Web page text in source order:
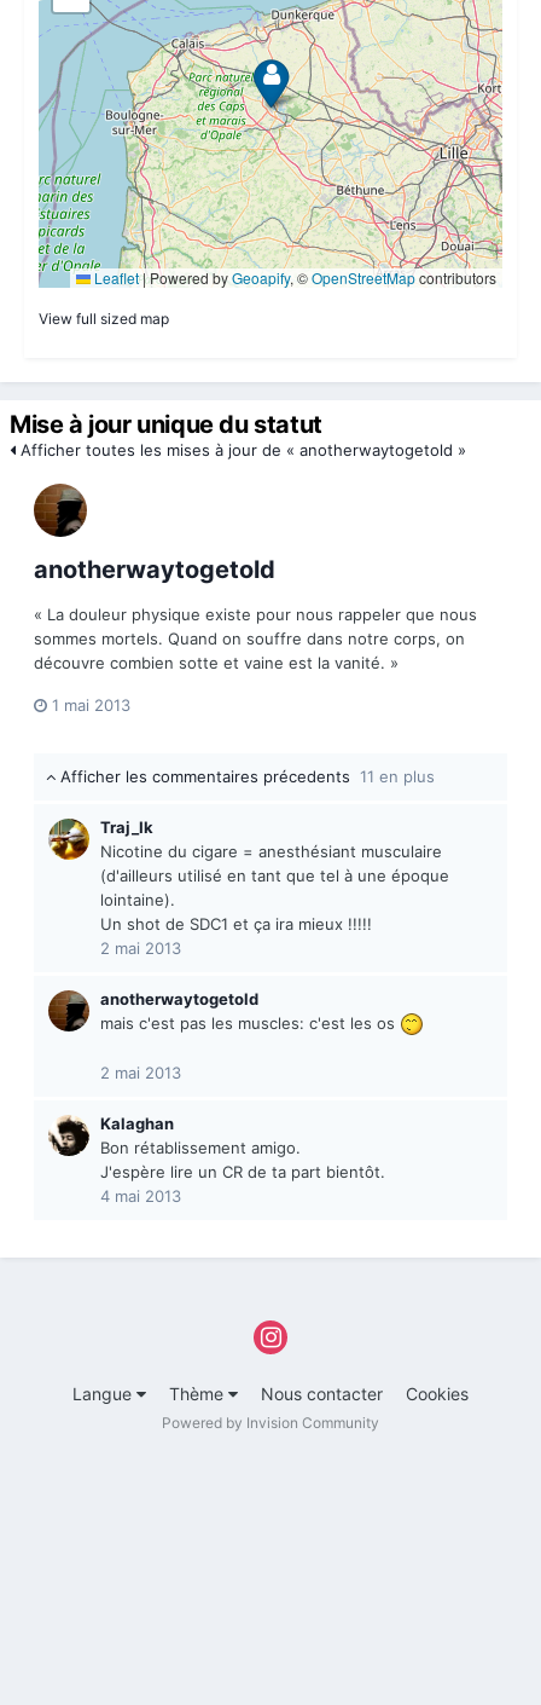
View full sized map
Mise à jour unique du statut
Afficher toutes les mises à jour de « anotherwaytogetold »
anotherwaytogetold
« La douleur physique existe pour nous rappeler que nous
sommes mortels. Quand on souffre dans notre corps, on
découvre combien sotte et vaine est la vanité. »
1 mai 2013
Afficher les commentaires précedents 11 en plus
Traj_Ik
Nicotine du cigare = anesthésiant musculaire
(d'ailleurs utilisé en tant que tel à une époque
lointaine).
Un shot de SDC1 et ça ira mieux !!!!!
2 mai 2013
anotherwaytogetold
mais c'est pas les muscles: c'est les os
2 mai 2013
Kalaghan
Bon rétablissement amigo.
J'espère lire un CR de ta part bientôt.
4 mai 2013
Langue Thème Nous contacter Cookies
Powered by Invision Community